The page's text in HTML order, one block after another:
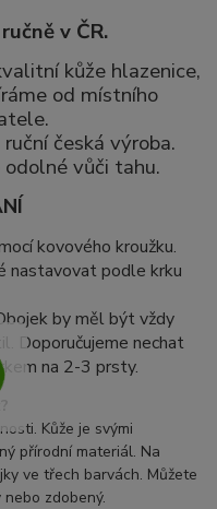
v ČR.
kůže hlazenice,
od místního
česká výroba.
vůči tahu.
kovového kroužku.
nastavovat podle krku
by měl být vždy
Doporučujeme nechat
na 2-3 prsty.
Kůže je svými
přírodní materiál. Na
ve třech barvách. Můžete
zdobený.